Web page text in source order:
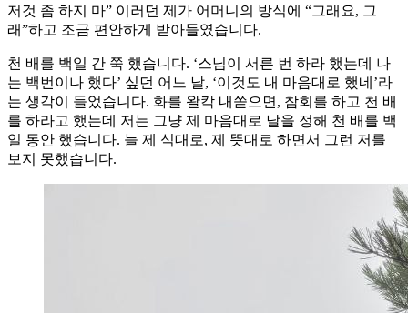
저것 좀 하지 마” 이러던 제가 어머니의 방식에 “그래요, 그
래”하고 조금 편안하게 받아들였습니다.
천 배를 백일 간 쭉 했습니다. ‘스님이 서른 번 하라 했는데 나
는 백번이나 했다’ 싶던 어느 날, ‘이것도 내 마음대로 했네’라
는 생각이 들었습니다. 화를 왈칵 내쏟으면, 참회를 하고 천 배
를 하라고 했는데 저는 그냥 제 마음대로 날을 정해 천 배를 백
일 동안 했습니다. 늘 제 식대로, 제 뜻대로 하면서 그런 저를
보지 못했습니다.